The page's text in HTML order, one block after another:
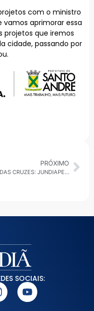
com o ministro
vamos aprimorar essa
projetos que iremos
cidade, passando por
PRÓXIMO
MOGI DAS CRUZES: JUNDIAPEBA RECEBE OBRAS DE ABASTECIMENTO E DRENAGEM
SOCIAIS: